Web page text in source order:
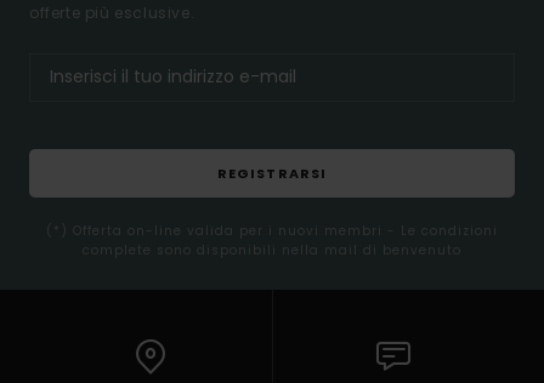
offerte più esclusive.
REGISTRARSI
(*) Offerta on-line valida per i nuovi membri - Le condizioni
complete sono disponibili nella mail di benvenuto